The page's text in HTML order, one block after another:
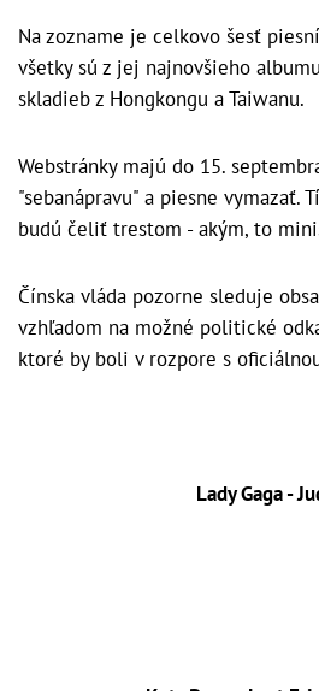
Na zozname je celkovo šesť
všetky sú z jej najnovšieho
skladieb z Hongkongu a Taiwanu.
Webstránky majú do 15.
"sebanápravu" a piesne vymazať.
budú čeliť trestom - akým, to
Čínska vláda pozorne sleduje
vzhľadom na možné politické
ktoré by boli v rozpore s
Lady Gaga -